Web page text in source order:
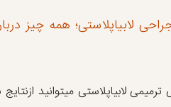
لابیاپلاستی؛ همه چیز
ترمیمی لابیاپلاستی میتوانید